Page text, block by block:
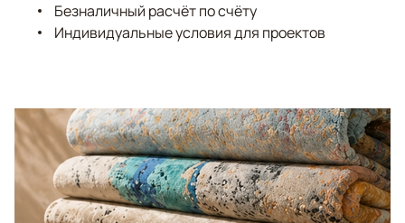
Безналичный расчёт по счёту
Индивидуальные условия для проектов